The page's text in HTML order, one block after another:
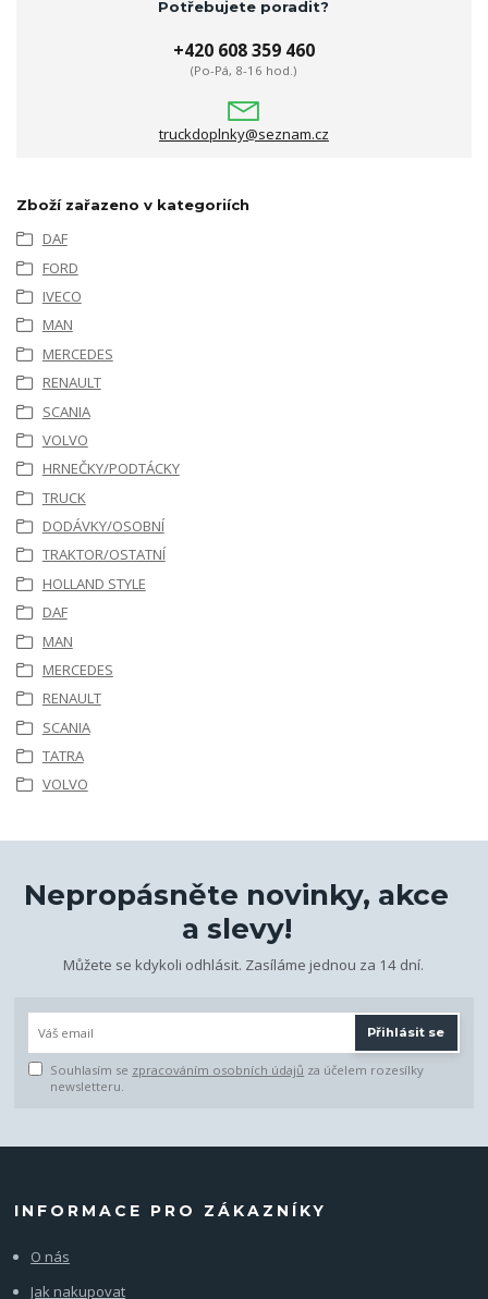
Potřebujete poradit?
+420 608 359 460
(Po-Pá, 8-16 hod.)
truckdoplnky@seznam.cz
Zboží zařazeno v kategoriích
DAF
FORD
IVECO
MAN
MERCEDES
RENAULT
SCANIA
VOLVO
HRNEČKY/PODTÁCKY
TRUCK
DODÁVKY/OSOBNÍ
TRAKTOR/OSTATNÍ
HOLLAND STYLE
DAF
MAN
MERCEDES
RENAULT
SCANIA
TATRA
VOLVO
Nepropásněte novinky, akce
a slevy!
Můžete se kdykoli odhlásit. Zasíláme jednou za 14 dní.
Přihlásit se
Souhlasím se zpracováním osobních údajů za účelem rozesílky
newsletteru.
INFORMACE PRO ZÁKAZNÍKY
O nás
Jak nakupovat